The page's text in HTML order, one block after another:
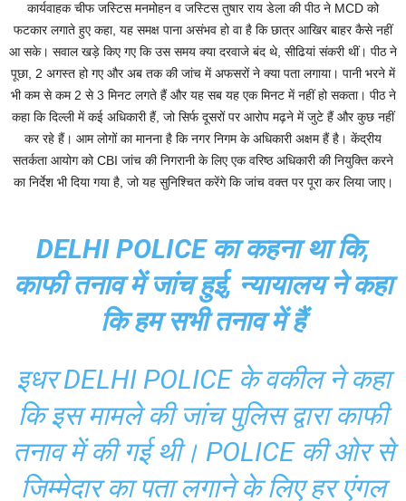
कार्यवाहक चीफ जस्टिस मनमोहन व जस्टिस तुषार राय डेला की पीठ ने MCD को
फटकार लगाते हुए कहा, यह समक्ष पाना असंभव हो वा है कि छात्र आखिर बाहर कैसे नहीं
आ सके। सवाल खड़े किए गए कि उस समय क्या दरवाजे बंद थे, सीढियां संकरी थीं। पीठ ने
पूछा, 2 अगस्त हो गए और अब तक की जांच में अफसरों ने क्या पता लगाया। पानी भरने में
भी कम से कम 2 से 3 मिनट लगते हैं और यह सब यह एक मिनट में नहीं हो सकता। पीठ ने
कहा कि दिल्ली में कई अधिकारी हैं, जो सिर्फ दूसरों पर आरोप मढ़ने में जुटे हैं और कुछ नहीं
कर रहे हैं। आम लोगों का मानना है कि नगर निगम के अधिकारी अक्षम हैं है। केंद्रीय
सतर्कता आयोग को CBI जांच की निगरानी के लिए एक वरिष्ठ अधिकारी की नियुक्ति करने
का निर्देश भी दिया गया है, जो यह सुनिश्चित करेंगे कि जांच वक्त पर पूरा कर लिया जाए।
DELHI POLICE का कहना था कि,
काफी तनाव में जांच हुई, न्यायालय ने कहा
कि हम सभी तनाव में हैं
इधर DELHI POLICE के वकील ने कहा
कि इस मामले की जांच पुलिस द्वारा काफी
तनाव में की गई थी। POLICE की ओर से
जिम्मेदार का पता लगाने के लिए हर एंगल